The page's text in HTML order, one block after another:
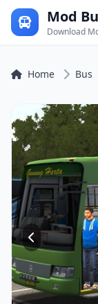
Mod
Download
Home Bus